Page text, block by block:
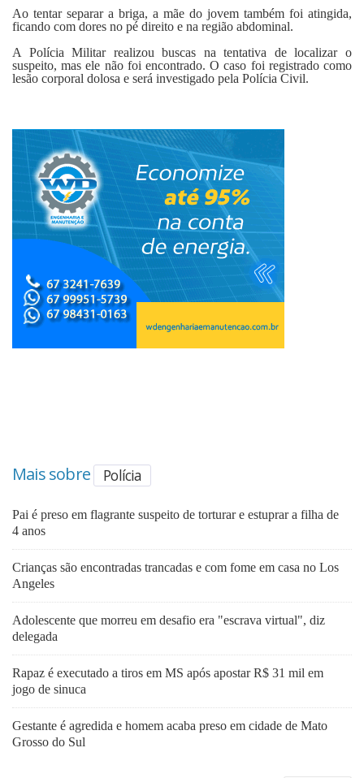
Ao tentar separar a briga, a mãe do jovem também foi atingida,
ficando com dores no pé direito e na região abdominal.
A Polícia Militar realizou buscas na tentativa de localizar o
suspeito, mas ele não foi encontrado. O caso foi registrado como
lesão corporal dolosa e será investigado pela Polícia Civil.
Mais sobre Polícia
Pai é preso em flagrante suspeito de torturar e estuprar a filha de
4 anos
Crianças são encontradas trancadas e com fome em casa no Los
Angeles
Adolescente que morreu em desafio era "escrava virtual", diz
delegada
Rapaz é executado a tiros em MS após apostar R$ 31 mil em
jogo de sinuca
Gestante é agredida e homem acaba preso em cidade de Mato
Grosso do Sul